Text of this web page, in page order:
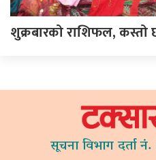
शुक्रबारको राशिफल,
सूचना विभाग दर्ता